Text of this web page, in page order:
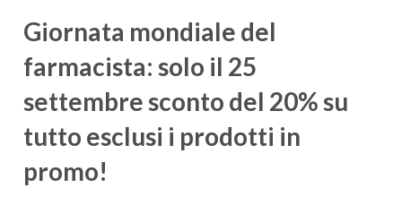
Giornata mondiale del
farmacista: solo il 25
settembre sconto del 20% su
tutto esclusi i prodotti in
promo!